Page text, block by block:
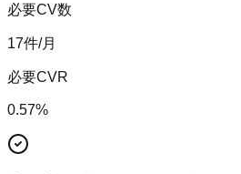
必要CV数
17件/月
必要CVR
0.57%